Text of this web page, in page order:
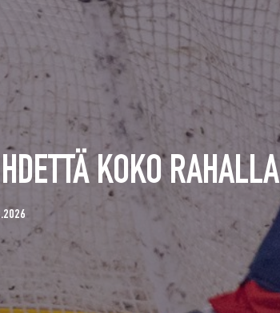
KOKO RAHALLA